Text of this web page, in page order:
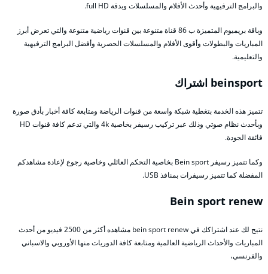
والبرامج الترفيهية وأحدث الأفلام والمسلسلات وبدقة full HD.
وباقة بريميوم المتميزة ب 86 قناة متنوعة بين قنوات رياضية متنوعة والتي تعرض أبرز
المباريات والبطولات وأقوى الأفلام والمسلسلات الحصرية وأفضل البرامج الترفيهية
والتعليمية.
beinsport اشتراك
تتميز هذه الخدمة بتغطية شبكة واسعة من قنوات الرياضة ومتابعة كافة أخبار بأدق صورة
وبأحدث نظام صوتي وذلك عبر تركيب رسيفر بخاصية 4k والتي تدعم كافة قنوات HD
فائقة الجودة.
وكما تتميز رسيفر Bein sport بخاصية التحكم العائلي وخاصية رجوع لإعادة مشاهدكم
المفضلة كما تتميز رسيفرات بمنافذ USB.
Bein sport renew
نتيح لك عند اشتراكك في bein sport renew مشاهده أكثر من 2500 فيديو من أحدث
المباريات والأحداث الرياضية العالمية ومتابعة كافة الدوريات منها الأوروبي والاسباني
والفرنسي،